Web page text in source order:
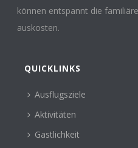
können entspannt die
auskosten.
QUICKLINKS
Ausflugsziele
Aktivitäten
Gastlichkeit